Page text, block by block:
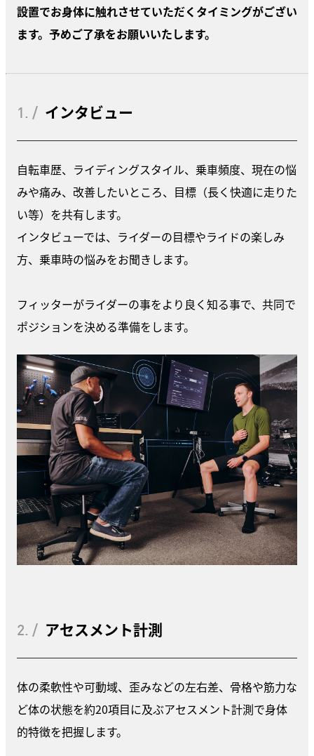
設置でお身体に触れさせていただくタイミングがござい
ます。予めご了承をお願いいたします。
1. / インタビュー
自転車歴、ライディングスタイル、乗車頻度、現在の悩
みや痛み、改善したいところ、目標（長く快適に走りた
い等）を共有します。
インタビューでは、ライダーの目標やライドの楽しみ
方、乗車時の悩みをお聞きします。
フィッターがライダーの事をより良く知る事で、共同で
ポジションを決める準備をします。
2. / アセスメント計測
体の柔軟性や可動域、歪みなどの左右差、骨格や筋力な
ど体の状態を約20項目に及ぶアセスメント計測で身体
的特徴を把握します。